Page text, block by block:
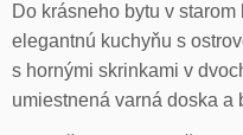
Do krásneho bytu v
elegantnú kuchyňu s
s hornými skrinkami v
umiestnená varná doska a